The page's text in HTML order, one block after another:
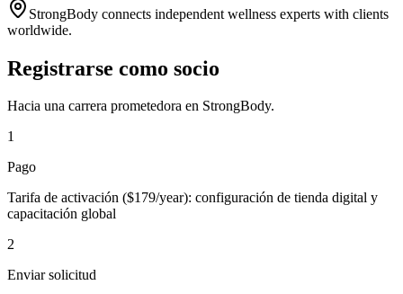
StrongBody connects independent wellness experts with clients
worldwide.
Registrarse como socio
Hacia una carrera prometedora en StrongBody.
1
Pago
Tarifa de activación ($179/year): configuración de tienda digital y
capacitación global
2
Enviar solicitud